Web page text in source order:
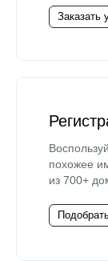
Заказать
похожее
из 700+